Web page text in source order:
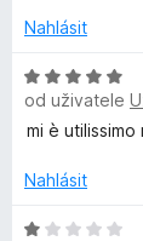
o
c
n
í
:
z
Nahlásit
H
o
d
o
e
od uživatele
mi è utilissimo
Nahlásit
H